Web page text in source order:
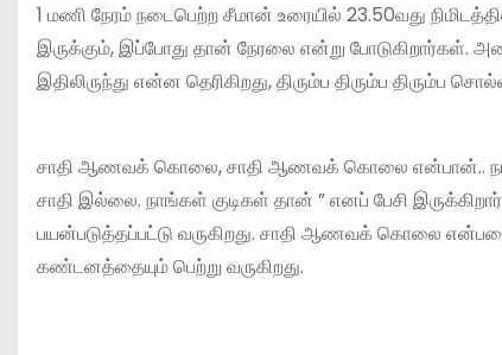
1 மணி நேரம் நடைபெற்ற சீமான் உரையில் 23.50வது
இருக்கும், இப்போது தான் நேரலை என்று போடுகிறார்கள்.
இதிலிருந்து என்ன தெரிகிறது, திரும்ப திரும்ப திரும்ப
சாதி ஆணவக் கொலை, சாதி ஆணவக் கொலை என்பான்.. நான்
சாதி இல்லை. நாங்கள் குடிகள் தான் ” எனப் பேசி
பயன்படுத்தப்பட்டு வருகிறது. சாதி ஆணவக் கொலை
கண்டனத்தையும் பெற்று வருகிறது.